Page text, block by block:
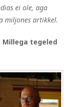
ei ole, aga
miljones artikkel.
Millega tegeled